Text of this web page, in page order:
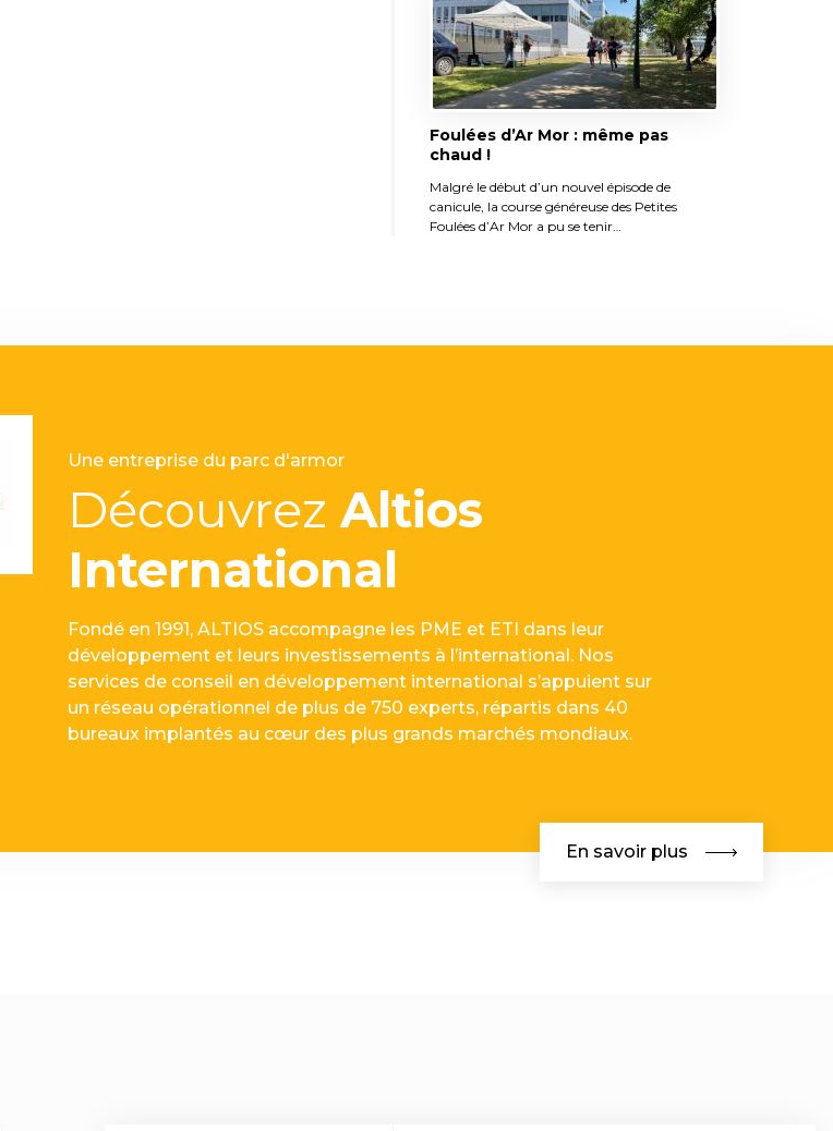
Foulées d’Ar Mor : même pas
chaud !
Malgré le début d’un nouvel épisode de
canicule, la course généreuse des Petites
Foulées d’Ar Mor a pu se tenir…
Une entreprise du parc d'armor
Découvrez Altios
International
Fondé en 1991, ALTIOS accompagne les PME et ETI dans leur
développement et leurs investissements à l’international. Nos
services de conseil en développement international s’appuient sur
un réseau opérationnel de plus de 750 experts, répartis dans 40
bureaux implantés au cœur des plus grands marchés mondiaux.
En savoir plus